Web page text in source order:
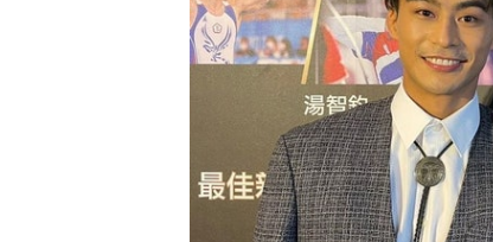
「柔道男神」楊勇緯成為台灣的奧運英雄。（IG
他續說，「我現在是比較知名
這中間，一定會有失敗跟挫折
會把結果看得太重。」